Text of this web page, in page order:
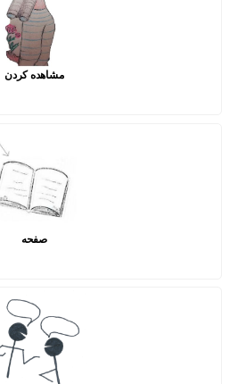
مشاهده کردن
صفحه